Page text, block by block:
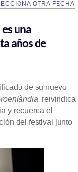
OTRA FECHA
una
años de
de su nuevo
, reivindica
y recuerda el
del festival junto